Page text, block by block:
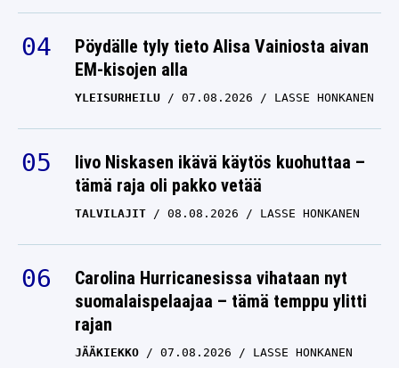
Pöydälle tyly tieto Alisa Vainiosta aivan
EM-kisojen alla
YLEISURHEILU 07.08.2026 LASSE HONKANEN
Iivo Niskasen ikävä käytös kuohuttaa –
tämä raja oli pakko vetää
TALVILAJIT 08.08.2026 LASSE HONKANEN
Carolina Hurricanesissa vihataan nyt
suomalaispelaajaa – tämä temppu ylitti
rajan
JÄÄKIEKKO 07.08.2026 LASSE HONKANEN